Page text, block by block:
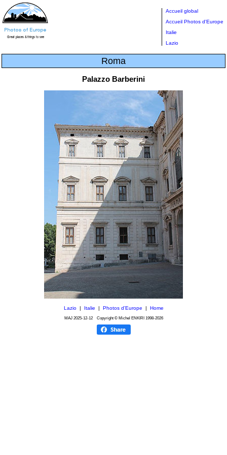
Accueil global
Accueil Photos d'Europe
Italie
Lazio
Roma
Palazzo Barberini
Lazio| Italie Photos d'Europe Home
MAJ 2025-12-12Copyright © Michel ENKIRI 1998-2026